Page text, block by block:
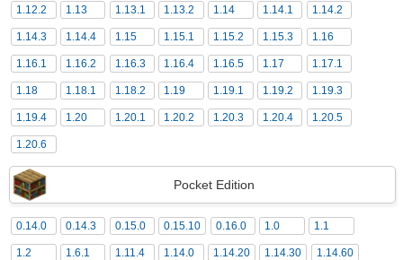
1.12.2 1.13 1.13.1 1.13.2 1.14 1.14.1 1.14.2
1.14.3 1.14.4 1.15 1.15.1 1.15.2 1.15.3 1.16
1.16.1 1.16.2 1.16.3 1.16.4 1.16.5 1.17 1.17.1
1.18 1.18.1 1.18.2 1.19 1.19.1 1.19.2 1.19.3
1.19.4 1.20 1.20.1 1.20.2 1.20.3 1.20.4 1.20.5
1.20.6
Pocket Edition
0.14.0 0.14.3 0.15.0 0.15.10 0.16.0 1.0 1.1
1.2 1.6.1 1.11.4 1.14.0 1.14.20 1.14.30 1.14.60